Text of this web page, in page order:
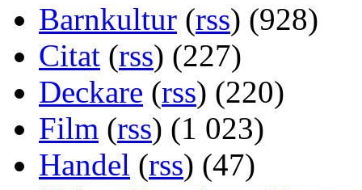
Barnkultur (rss) (928)
Citat (rss) (227)
Deckare (rss) (220)
Film (rss) (1 023)
Handel (rss) (47)